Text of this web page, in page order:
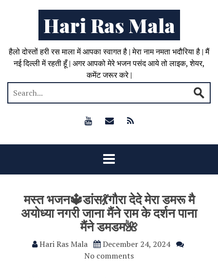
Hari Ras Mala
हैलो दोस्तों हरी रस माला में आपका स्वागत है | मेरा नाम नमता भदौरिया है | मैं
नई दिल्ली में रहती हूँ | अगर आपको मेरे भजन पसंद आये तो लाइक, शेयर,
कमेंट जरूर करे |
मस्त भजन🔱डांस💃गौरा देदे मेरा डमरू मै
अयोध्या नगरी जाना मैंने राम के दर्शन पाना
मैंने डमडम🌺
Hari Ras Mala
December 24, 2024
No comments